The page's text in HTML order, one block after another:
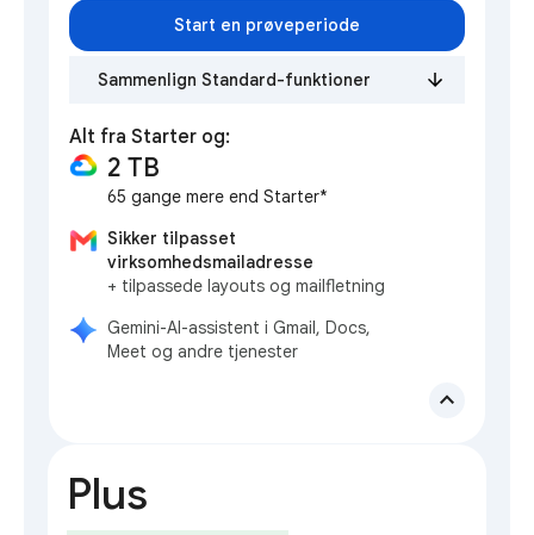
Start en prøveperiode
Sammenlign Standard-funktioner
Alt fra Starter og:
2 TB
65 gange mere end Starter*
Sikker tilpasset
virksomhedsmailadresse
+ tilpassede layouts og mailfletning
Gemini-AI-assistent i Gmail, Docs,
Meet og andre tjenester
expand_less
Plus